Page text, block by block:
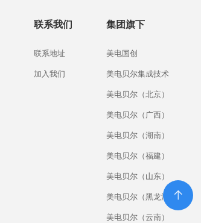
联系我们
联系地址
加入我们
集团旗下
美电国创
美电贝尔集成技术
美电贝尔（北京）
美电贝尔（广西）
美电贝尔（湖南）
美电贝尔（福建）
美电贝尔（山东）
美电贝尔（黑龙江）
美电贝尔（云南）